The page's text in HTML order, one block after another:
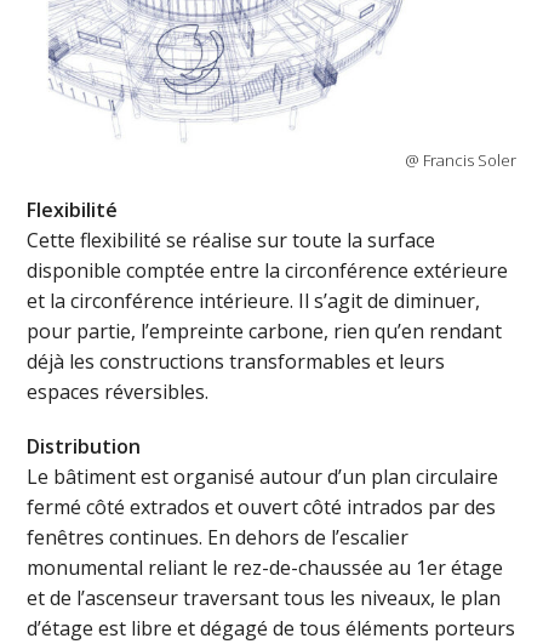
@ Francis Soler
Flexibilité
Cette flexibilité se réalise sur toute la surface
disponible comptée entre la circonférence extérieure
et la circonférence intérieure. Il s’agit de diminuer,
pour partie, l’empreinte carbone, rien qu’en rendant
déjà les constructions transformables et leurs
espaces réversibles.
Distribution
Le bâtiment est organisé autour d’un plan circulaire
fermé côté extrados et ouvert côté intrados par des
fenêtres continues. En dehors de l’escalier
monumental reliant le rez-de-chaussée au 1er étage
et de l’ascenseur traversant tous les niveaux, le plan
d’étage est libre et dégagé de tous éléments porteurs